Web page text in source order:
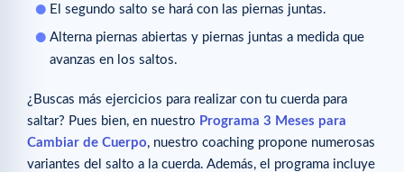
El segundo salto se hará con las piernas juntas.
Alterna piernas abiertas y piernas juntas a medida que
avanzas en los saltos.
¿Buscas más ejercicios para realizar con tu cuerda para
saltar? Pues bien, en nuestro Programa 3 Meses para
Cambiar de Cuerpo, nuestro coaching propone numerosas
variantes del salto a la cuerda. Además, el programa incluye